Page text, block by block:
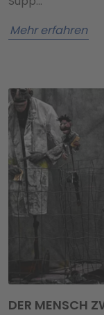
Mehr erfahren
DER MENSCH